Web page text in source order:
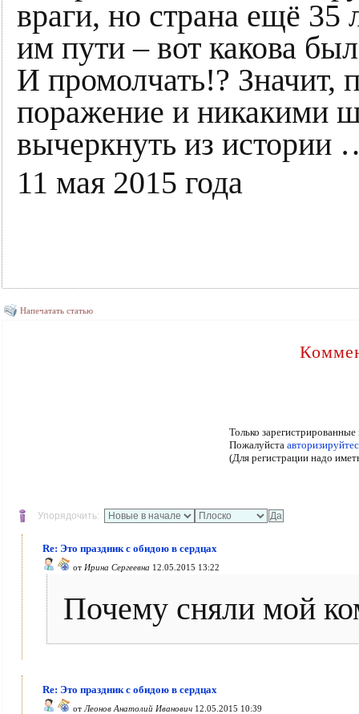
враги, но страна ещё 35
им пути – вот какова
И промолчать!? Значит,
поражение и никакими
вычеркнуть из истории
11 мая 2015 года
Напечатать статью
Только
Пожалуйста
(Для регистрации надо
Упорядочить:
Re: Это праздник с обидою в сердцах
от Ирина Сергеевна 12.05.2015 13:22
Почему сняли мой
Re: Это праздник с обидою в сердцах
от Леонов Анатолий Иванович 12.05.2015 10:39